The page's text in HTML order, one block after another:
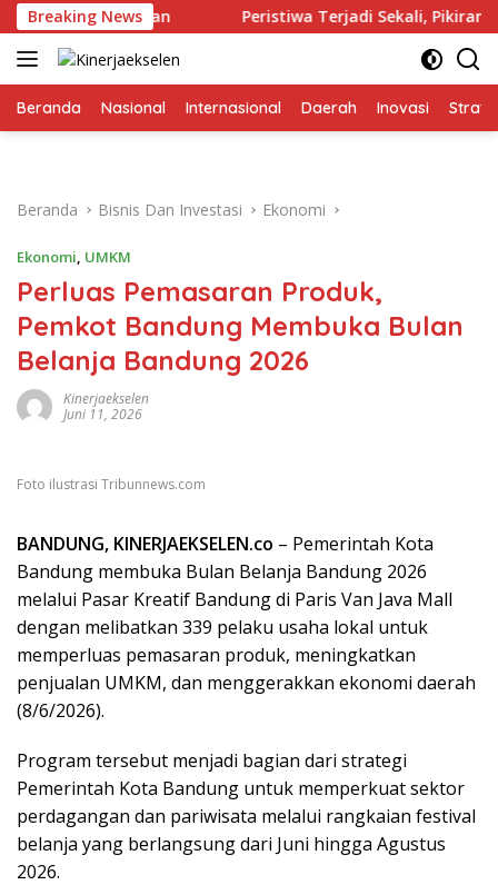
Langsung
ke
konten
Breaking News
Perusahaan Peristiwa Terjadi Sekali, Pikiran
Beranda Nasional Internasional Daerah Inovasi
Beranda Bisnis Dan Investasi Ekonomi
Ekonomi, UMKM
Perluas Pemasaran Produk,
Pemkot Bandung Membuka Bulan
Belanja Bandung 2026
Kinerjaekselen
Juni 11, 2026
Foto ilustrasi Tribunnews.com
BANDUNG, KINERJAEKSELEN.co – Pemerintah Kota
Bandung membuka Bulan Belanja Bandung 2026
melalui Pasar Kreatif Bandung di Paris Van Java Mall
dengan melibatkan 339 pelaku usaha lokal untuk
memperluas pemasaran produk, meningkatkan
penjualan UMKM, dan menggerakkan ekonomi daerah
(8/6/2026).
Program tersebut menjadi bagian dari strategi
Pemerintah Kota Bandung untuk memperkuat sektor
perdagangan dan pariwisata melalui rangkaian festival
belanja yang berlangsung dari Juni hingga Agustus
2026.